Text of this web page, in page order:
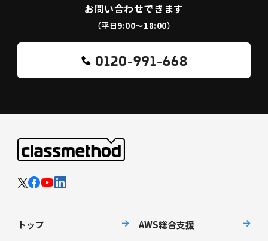
お問い合わせできます
（平日9:00〜18:00）
0120-991-668
トップ AWS総合支援